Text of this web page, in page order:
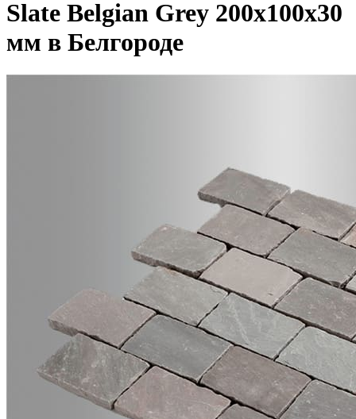
Slate Belgian Grey 200x100x30
мм в Белгороде